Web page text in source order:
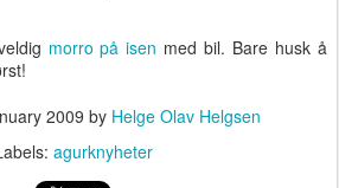
morro på isen med bil. Bare husk å
2009 by Helge Olav Helgsen
agurknyheter